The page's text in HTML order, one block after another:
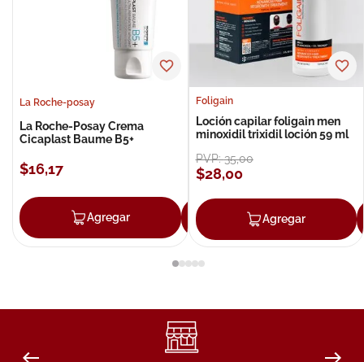
La Roche-posay
La Roche-Posay Crema
Cicaplast Baume B5+
$16,17
Agregar Agregar
Foligain
Loción capilar foligain men
minoxidil trixidil loción 59 ml
PVP:35,00
$28,00
Agregar